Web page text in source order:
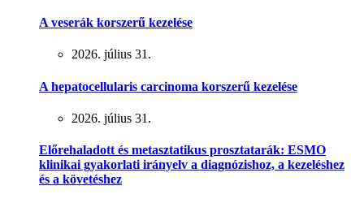
A veserák korszerű kezelése
2026. július 31.
A hepatocellularis carcinoma korszerű kezelése
2026. július 31.
Előrehaladott és metasztatikus prosztatarák: ESMO
klinikai gyakorlati irányelv a diagnózishoz, a kezeléshez
és a követéshez